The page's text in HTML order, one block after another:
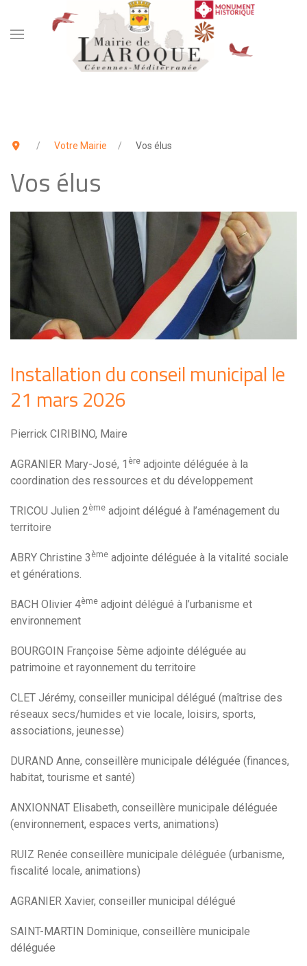
Votre Mairie Vos élus
Vos élus
Installation du conseil municipal le
21 mars 2026
Pierrick CIRIBINO, Maire
AGRANIER Mary-José, 1 ère adjointe déléguée à la
coordination des ressources et du développement
TRICOU Julien 2 ème adjoint délégué à l’aménagement du
territoire
ABRY Christine 3 ème adjointe déléguée à la vitalité sociale
et générations.
BACH Olivier 4ème adjoint délégué à l’urbanisme et
environnement
BOURGOIN Françoise 5ème adjointe déléguée au
patrimoine et rayonnement du territoire
CLET Jérémy, conseiller municipal délégué (maîtrise des
réseaux secs/humides et vie locale, loisirs, sports,
associations, jeunesse)
DURAND Anne, conseillère municipale déléguée (finances,
habitat, tourisme et santé)
ANXIONNAT Elisabeth, conseillère municipale déléguée
(environnement, espaces verts, animations)
RUIZ Renée conseillère municipale déléguée (urbanisme,
fiscalité locale, animations)
AGRANIER Xavier, conseiller municipal délégué
SAINT-MARTIN Dominique, conseillère municipale
déléguée